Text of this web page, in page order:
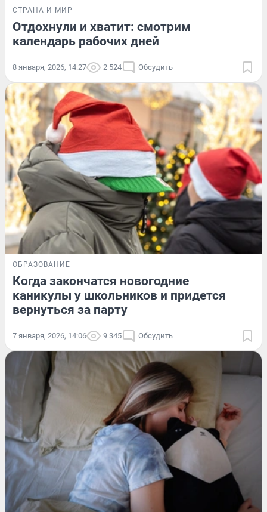
СТРАНА И МИР
Отдохнули и хватит: смотрим
календарь рабочих дней
8 января, 2026, 14:27 2 524 Обсудить
ОБРАЗОВАНИЕ
Когда закончатся новогодние
каникулы у школьников и придется
вернуться за парту
7 января, 2026, 14:06 9 345 Обсудить